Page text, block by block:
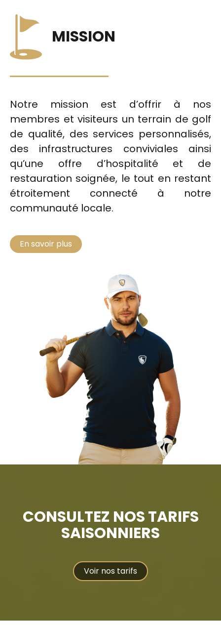
MISSION
Notre mission est d’offrir à nos
membres et visiteurs un terrain de golf
de qualité, des services personnalisés,
des infrastructures conviviales ainsi
qu’une offre d’hospitalité et de
restauration soignée, le tout en restant
étroitement connecté à notre
communauté locale.
En savoir plus
CONSULTEZ NOS TARIFS
SAISONNIERS
Voir nos tarifs